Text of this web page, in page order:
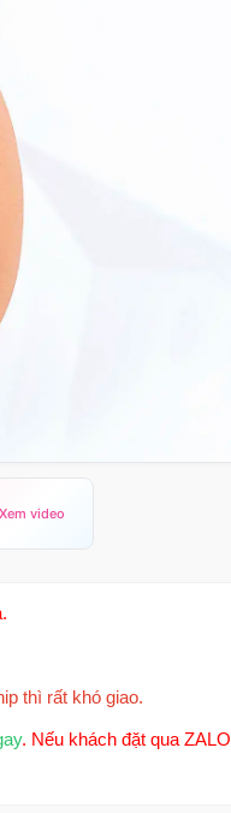
thì rất khó giao.
. Nếu khách đặt qua ZALO